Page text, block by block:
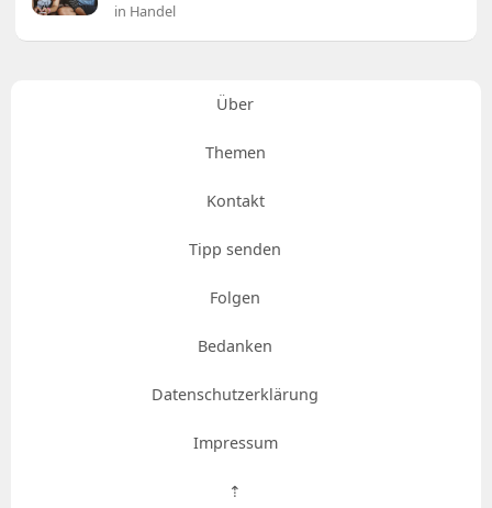
in Handel
Über
Themen
Kontakt
Tipp senden
Folgen
Bedanken
Datenschutzerklärung
Impressum
⇡